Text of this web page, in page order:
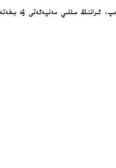
ئىراننىڭ مىللىي مەنپەئەتى ۋە